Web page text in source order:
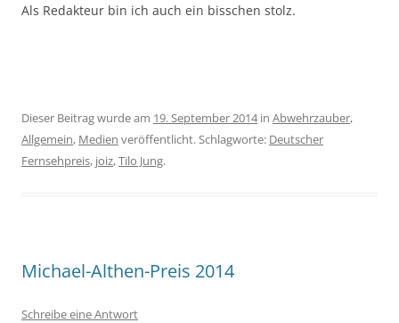
Als Redakteur bin ich auch ein bisschen stolz.
Dieser Beitrag wurde am 19. September 2014in Abwehrzauber,
Allgemein, Medien veröffentlicht. Schlagworte: Deutscher
Fernsehpreis, joiz,Tilo Jung.
Michael-Althen-Preis 2014
Schreibe eine Antwort